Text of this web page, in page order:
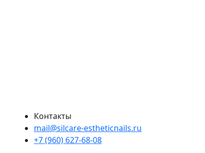
Контакты
mail@silcare-estheticnails.ru
+7 (960) 627-68-08